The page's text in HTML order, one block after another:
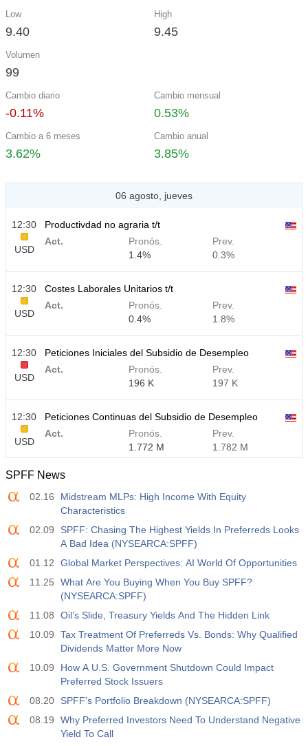
Low
9.40
High
9.45
Volumen
99
Cambio diario
-0.11%
Cambio mensual
0.53%
Cambio a 6 meses
3.62%
Cambio anual
3.85%
06 agosto, jueves
12:30
USD
Productivdad no agraria t/t
Act.
Pronós.
1.4%
Prev.
0.3%
12:30
USD
Costes Laborales Unitarios t/t
Act.
Pronós.
0.4%
Prev.
1.8%
12:30
USD
Peticiones Iniciales del Subsidio de Desempleo
Act.
Pronós.
196 K
Prev.
197 K
12:30
USD
Peticiones Continuas del Subsidio de Desempleo
Act.
Pronós.
1.772 M
Prev.
1.782 M
SPFF News
02.16
Midstream MLPs: High Income With Equity
Characteristics
02.09
SPFF: Chasing The Highest Yields In Preferreds Looks
A Bad Idea (NYSEARCA:SPFF)
01.12
Global Market Perspectives: AI World Of Opportunities
11.25
What Are You Buying When You Buy SPFF?
(NYSEARCA:SPFF)
11.08
Oil’s Slide, Treasury Yields And The Hidden Link
10.09
Tax Treatment Of Preferreds Vs. Bonds: Why Qualified
Dividends Matter More Now
10.09
How A U.S. Government Shutdown Could Impact
Preferred Stock Issuers
08.20
SPFF's Portfolio Breakdown (NYSEARCA:SPFF)
08.19
Why Preferred Investors Need To Understand Negative
Yield To Call